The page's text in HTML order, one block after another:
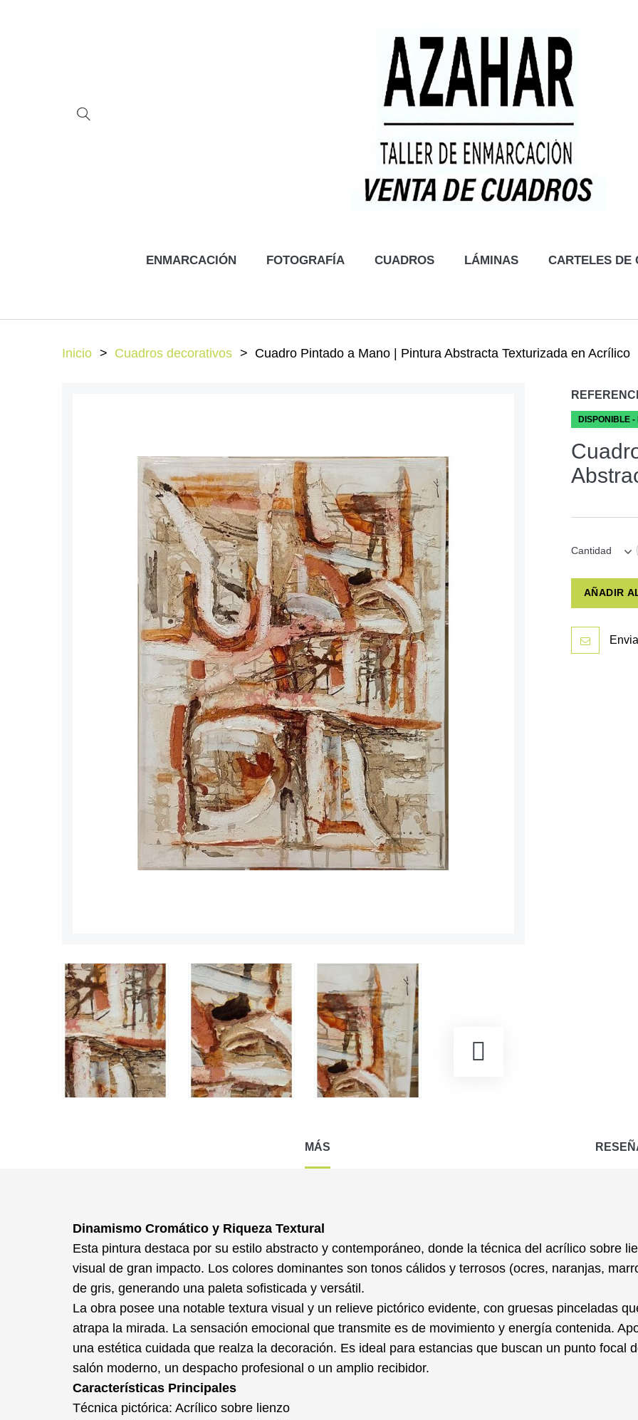
ENMARCACIÓN FOTOGRAFÍA CUADROS LÁMINAS CARTELES DE
Inicio Cuadros decorativos Cuadro Pintado a Mano | Pintura Abstracta Texturizada en Acrílico
DISPONIBLE
Cantidad
AÑADIR
MÁS
Dinamismo Cromático y Riqueza Textural
Esta pintura destaca por su estilo abstracto y contemporáneo, donde la técnica del acrílico sobre
visual de gran impacto. Los colores dominantes son tonos cálidos y terrosos (ocres, naranjas,
de gris, generando una paleta sofisticada y versátil.
La obra posee una notable textura visual y un relieve pictórico evidente, con gruesas pinceladas
atrapa la mirada. La sensación emocional que transmite es de movimiento y energía contenida.
una estética cuidada que realza la decoración. Es ideal para estancias que buscan un punto focal
salón moderno, un despacho profesional o un amplio recibidor.
Características Principales
Técnica pictórica: Acrílico sobre lienzo